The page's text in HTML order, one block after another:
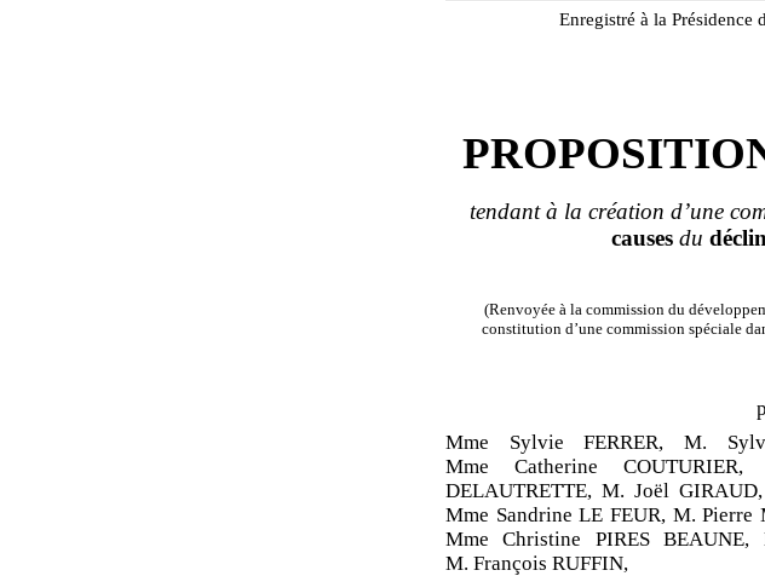
Enregistré à la Présidence
tendant à la création d’une
causes du déclin
(Renvoyée à la commission du
constitution d’une commission spéciale
Mme Sylvie FERRER, M.
Mme Catherine
DELAUTRETTE, M. Joël
Mme Sandrine LE FEUR, M. Pierre
Mme Christine PIRES
M. François RUFFIN,